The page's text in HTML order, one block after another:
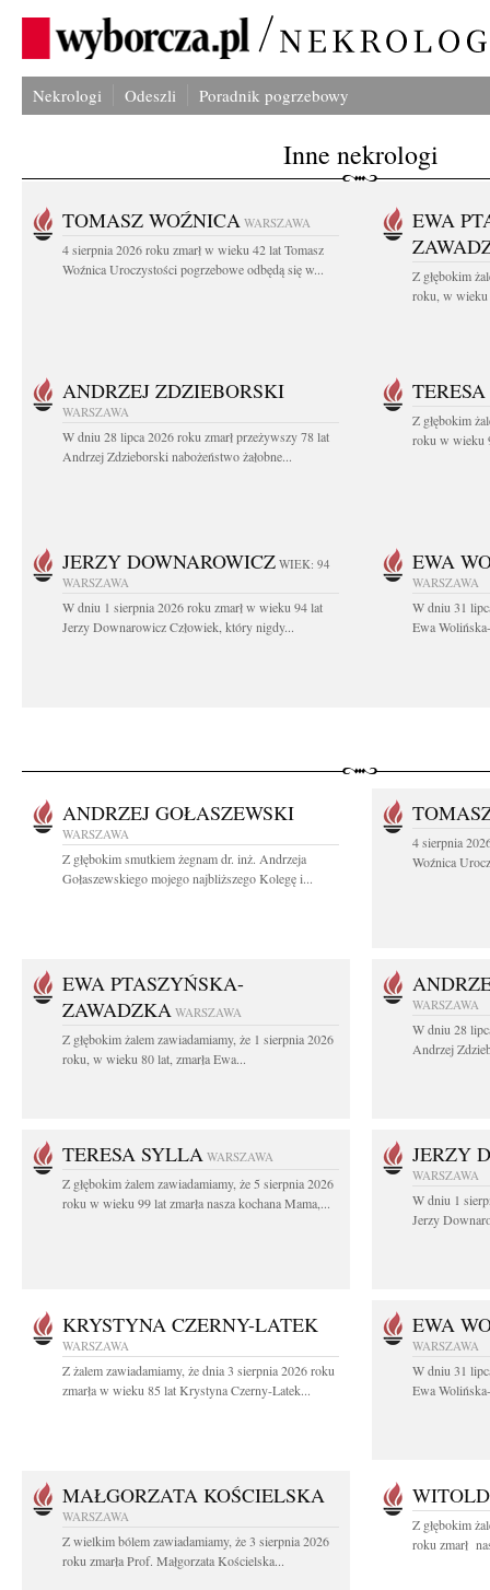
Nekrologi Odeszli Poradnik pogrzebowy
Inne nekrologi
TOMASZ WOŹNICA WARSZAWA
4 sierpnia 2026 roku zmarł w wieku 42 lat Tomasz
Woźnica Uroczystości pogrzebowe odbędą się w...
EWA
Z głębokim
roku, w wieku
ANDRZEJ ZDZIEBORSKI
WARSZAWA
W dniu 28 lipca 2026 roku zmarł przeżywszy 78 lat
Andrzej Zdzieborski nabożeństwo żałobne...
Z głębokim
roku w wieku
JERZY DOWNAROWICZ WIEK: 94
WARSZAWA
W dniu 1 sierpnia 2026 roku zmarł w wieku 94 lat
Jerzy Downarowicz Człowiek, który nigdy...
EWA
WARSZAWA
W dniu 31
Ewa
ANDRZEJ GOŁASZEWSKI
WARSZAWA
Z głębokim smutkiem żegnam dr. inż. Andrzeja
Gołaszewskiego mojego najbliższego Kolegę i...
4 sierpnia
Woźnica
EWA PTASZYŃSKA-
ZAWADZKA WARSZAWA
Z głębokim żalem zawiadamiamy, że 1 sierpnia 2026
roku, w wieku 80 lat, zmarła Ewa...
WARSZAWA
W dniu 28
Andrzej
TERESA SYLLA WARSZAWA
Z głębokim żalem zawiadamiamy, że 5 sierpnia 2026
roku w wieku 99 lat zmarła nasza kochana Mama,...
JERZY
WARSZAWA
W dniu 1
Jerzy
KRYSTYNA CZERNY-LATEK
WARSZAWA
Z żalem zawiadamiamy, że dnia 3 sierpnia 2026 roku
zmarła w wieku 85 lat Krystyna Czerny-Latek...
EWA
WARSZAWA
W dniu 31
Ewa
MAŁGORZATA KOŚCIELSKA
WARSZAWA
Z wielkim bólem zawiadamiamy, że 3 sierpnia 2026
roku zmarła Prof. Małgorzata Kościelska...
Z głębokim
roku zmarł